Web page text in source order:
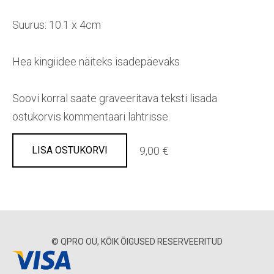
Suurus: 10.1 x 4cm
Hea kingiidee näiteks isadepäevaks
Soovi korral saate graveeritava teksti lisada
ostukorvis kommentaari lahtrisse.
LISA OSTUKORVI 9,00 €
© QPRO OÜ, KÕIK ÕIGUSED RESERVEERITUD